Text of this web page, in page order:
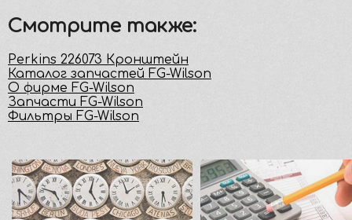
Смотрите также:
Perkins 226073 Кронштейн
Каталог запчастей FG-Wilson
О фирме FG-Wilson
Запчасти FG-Wilson
Фильтры FG-Wilson